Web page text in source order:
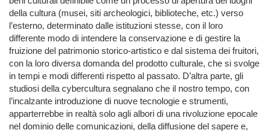
della cultura (musei, siti archeologici, biblioteche, etc.) verso
l’esterno, determinato dalle istituzioni stesse, con il loro
differente modo di intendere la conservazione e di gestire la
fruizione del patrimonio storico-artistico e dal sistema dei fruitori,
con la loro diversa domanda del prodotto culturale, che si svolge
in tempi e modi differenti rispetto al passato. D’altra parte, gli
studiosi della cybercultura segnalano che il nostro tempo, con
l’incalzante introduzione di nuove tecnologie e strumenti,
apparterrebbe in realtà solo agli albori di una rivoluzione epocale
nel dominio delle comunicazioni, della diffusione del sapere e,